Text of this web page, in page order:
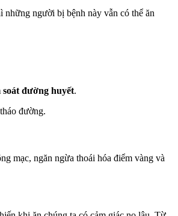
những người bị bệnh này vẫn có thể ăn
soát đường huyết.
đường.
mạc, ngăn ngừa thoái hóa điểm vàng và